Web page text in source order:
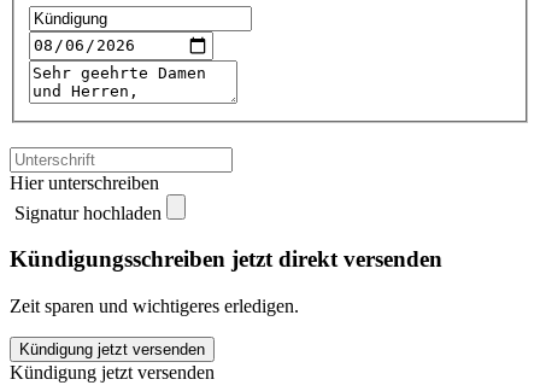
Hier unterschreiben
Signatur hochladen
Kündigungsschreiben jetzt direkt versenden
Zeit sparen und wichtigeres erledigen.
Straubinger
Tagblatt
Kündigung jetzt versenden
Kündigung jetzt versenden